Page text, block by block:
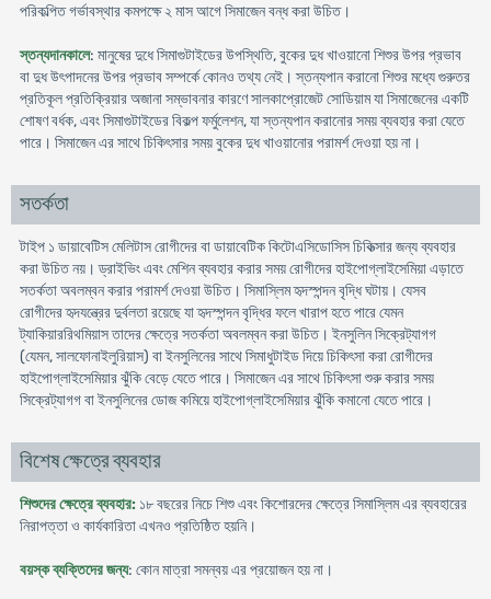
পরিকল্পিত গর্ভাবস্থার কমপক্ষে ২ মাস আগে সিমাজেন বন্ধ করা উচিত।
স্তন্যদানকালে: মানুষের দুধে সিমাগুটাইডের উপস্থিতি, বুকের দুধ খাওয়ানো শিশুর উপর প্রভাব
বা দুধ উৎপাদনের উপর প্রভাব সম্পর্কে কোনও তথ্য নেই। স্তন্যপান করানো শিশুর মধ্যে গুরুতর
প্রতিকূল প্রতিক্রিয়ার অজানা সম্ভাবনার কারণে সালকাপ্রোজেট সোডিয়াম যা সিমাজেনের একটি
শোষণ বর্ধক, এবং সিমাগুটাইডের বিকল্প ফর্মুলেশন, যা স্তন্যপান করানোর সময় ব্যবহার করা যেতে
পারে। সিমাজেন এর সাথে চিকিৎসার সময় বুকের দুধ খাওয়ানোর পরামর্শ দেওয়া হয় না।
সতর্কতা
টাইপ ১ ডায়াবেটিস মেলিটাস রোগীদের বা ডায়াবেটিক কিটোএসিডোসিস চিকিত্সার জন্য ব্যবহার
করা উচিত নয়। ড্রাইভিং এবং মেশিন ব্যবহার করার সময় রোগীদের হাইপোগ্লাইসেমিয়া এড়াতে
সতর্কতা অবলম্বন করার পরামর্শ দেওয়া উচিত। সিমাস্লিম হৃদস্পন্দন বৃদ্ধি ঘটায়। যেসব
রোগীদের হৃদযন্ত্রের দুর্বলতা রয়েছে যা হৃদস্পন্দন বৃদ্ধির ফলে খারাপ হতে পারে যেমন
ট্যাকিয়াররিথমিয়াস তাদের ক্ষেত্রে সতর্কতা অবলম্বন করা উচিত। ইনসুলিন সিক্রেট্যাগগ
(যেমন, সালফোনাইলুরিয়াস) বা ইনসুলিনের সাথে সিমাধুটাইড দিয়ে চিকিৎসা করা রোগীদের
হাইপোগ্লাইসেমিয়ার ঝুঁকি বেড়ে যেতে পারে। সিমাজেন এর সাথে চিকিৎসা শুরু করার সময়
সিক্রেট্যাগগ বা ইনসুলিনের ডোজ কমিয়ে হাইপোগ্লাইসেমিয়ার ঝুঁকি কমানো যেতে পারে।
বিশেষ ক্ষেত্রে ব্যবহার
শিশুদের ক্ষেত্রে ব্যবহার: ১৮ বছরের নিচে শিশু এবং কিশোরদের ক্ষেত্রে সিমাস্লিম এর ব্যবহারের
নিরাপত্তা ও কার্যকারিতা এখনও প্রতিষ্ঠিত হয়নি।
বয়স্ক ব্যক্তিদের জন্য: কোন মাত্রা সমন্বয় এর প্রয়োজন হয় না।